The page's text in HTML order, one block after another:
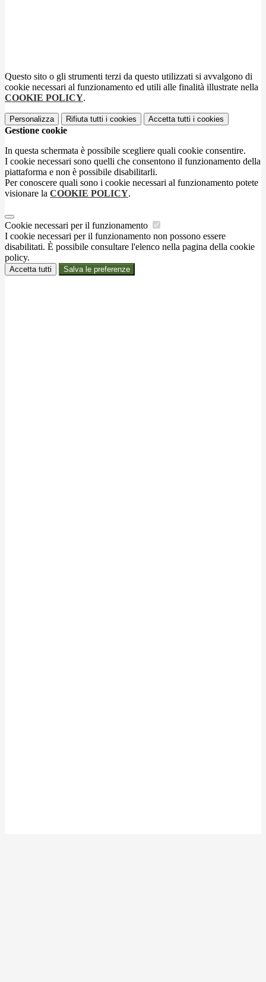
Questo sito o gli strumenti terzi da questo utilizzati si avvalgono di
cookie necessari al funzionamento ed utili alle finalità illustrate nella
COOKIE POLICY.
Personalizza Rifiuta tutti i cookies Accetta tutti i cookies
Gestione cookie
In questa schermata è possibile scegliere quali cookie consentire.
I cookie necessari sono quelli che consentono il funzionamento della
piattaforma e non è possibile disabilitarli.
Per conoscere quali sono i cookie necessari al funzionamento potete
visionare la COOKIE POLICY.
Cookie necessari per il funzionamento
I cookie necessari per il funzionamento non possono essere
disabilitati. È possibile consultare l'elenco nella pagina della cookie
policy.
Accetta tutti Salva le preferenze